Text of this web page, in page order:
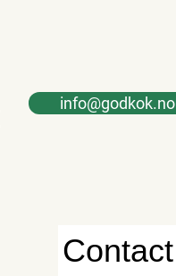
info@godkok.no
Contact